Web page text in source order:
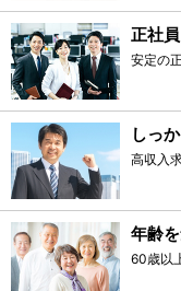
正社
安定の
しっ
高収入
年齢
60歳以